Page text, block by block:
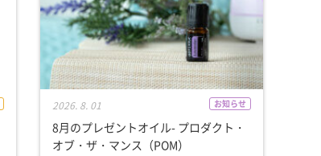
2026. 8. 01 お知らせ
8月のプレゼントオイル- プロダクト・
オブ・ザ・マンス（POM）